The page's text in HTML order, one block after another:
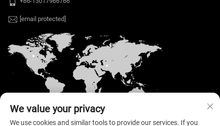
[email protected]
We value your privacy
We use cookies and similar tools to provide our services. If you